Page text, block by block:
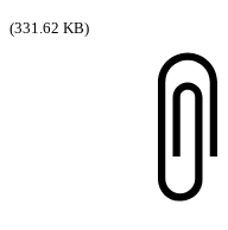
(331.62 KB)